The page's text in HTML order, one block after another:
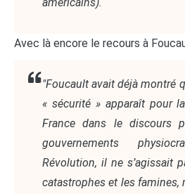
Avec là encore le recours à
"Foucault avait déjà montré
« sécurité » apparaît pour
France dans le discours
gouvernements
Révolution, il ne s’agissait
catastrophes et les famines,